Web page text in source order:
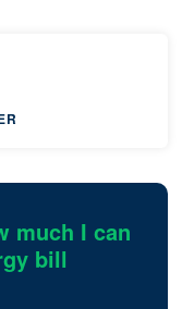
much I can
bill